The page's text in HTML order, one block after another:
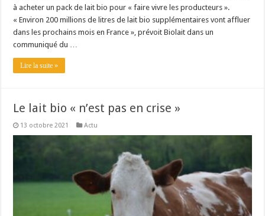
à acheter un pack de lait bio pour « faire vivre les producteurs ».
« Environ 200 millions de litres de lait bio supplémentaires vont affluer
dans les prochains mois en France », prévoit Biolait dans un
communiqué du …
Lire la suite »
Le lait bio « n’est pas en crise »
13 octobre 2021 Actu